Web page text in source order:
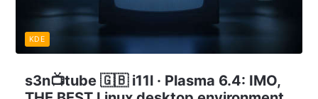
s3n📺tube 🇬🇧 i11l · Plasma 6.4: IMO,
KDE